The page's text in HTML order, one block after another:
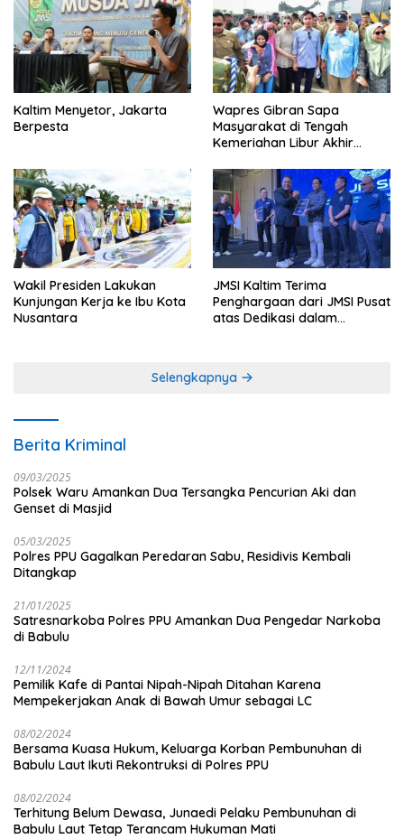
Kaltim Menyetor, Jakarta
Berpesta
Wapres Gibran Sapa
Masyarakat di Tengah
Kemeriahan Libur Akhir
Wakil Presiden Lakukan
Kunjungan Kerja ke Ibu Kota
Nusantara
JMSI Kaltim Terima
Penghargaan dari JMSI Pusat
atas Dedikasi dalam
Selengkapnya
Berita Kriminal
09/03/2025
Polsek Waru Amankan Dua Tersangka Pencurian Aki dan
Genset di Masjid
05/03/2025
Polres PPU Gagalkan Peredaran Sabu, Residivis Kembali
Ditangkap
21/01/2025
Satresnarkoba Polres PPU Amankan Dua Pengedar Narkoba
di Babulu
12/11/2024
Pemilik Kafe di Pantai Nipah-Nipah Ditahan Karena
Mempekerjakan Anak di Bawah Umur sebagai LC
08/02/2024
Bersama Kuasa Hukum, Keluarga Korban Pembunuhan di
Babulu Laut Ikuti Rekontruksi di Polres PPU
08/02/2024
Terhitung Belum Dewasa, Junaedi Pelaku Pembunuhan di
Babulu Laut Tetap Terancam Hukuman Mati